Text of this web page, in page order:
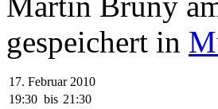
gespeichert in
17. Februar 2010
19:30 bis 21:30